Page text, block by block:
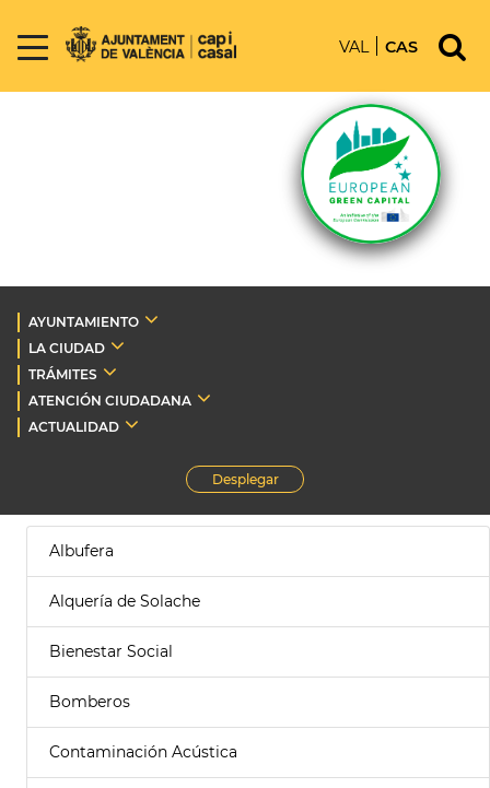
VAL CAS
AYUNTAMIENTO
LA CIUDAD
TRÁMITES
ATENCIÓN CIUDADANA
ACTUALIDAD
Desplegar
Albufera
Alquería de Solache
Bienestar Social
Bomberos
Contaminación Acústica